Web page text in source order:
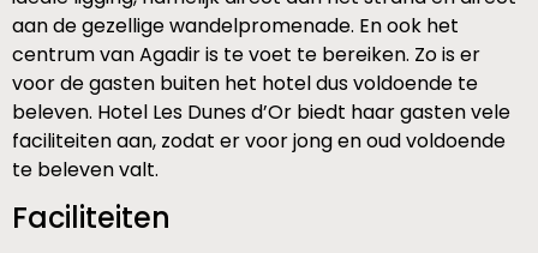
aan de gezellige wandelpromenade. En ook het
centrum van Agadir is te voet te bereiken. Zo is er
voor de gasten buiten het hotel dus voldoende te
beleven. Hotel Les Dunes d’Or biedt haar gasten vele
faciliteiten aan, zodat er voor jong en oud voldoende
te beleven valt.
Faciliteiten